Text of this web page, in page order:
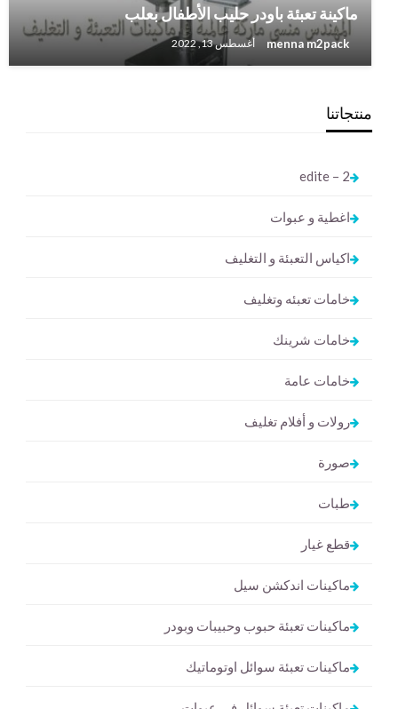
ماكينة تعبئة باودر حليب الأطفال بعلب ‏
menna m2pack أغسطس 13, 2022
منتجاتنا
2 – edite
اغطية و عبوات
اكياس التعبئة و التغليف
خامات تعبئه وتغليف
خامات شرينك
خامات عامة
رولات و أفلام تغليف
صورة
طبات
قطع غيار
ماكينات اندكشن سيل
ماكينات تعبئة حبوب وحبيبات وبودر
ماكينات تعبئة سوائل اوتوماتيك